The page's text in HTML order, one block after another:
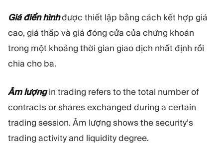
Giá điển hìnhđược thiết lập bằng cách kết hợp giá
cao, giá thấp và giá đóng cửa của chứng khoán
trong một khoảng thời gian giao dịch nhất định rồi
chia cho ba.
Âm lượng in trading refers to the total number of
contracts or shares exchanged during a certain
trading session. Âm lượng shows the security’s
trading activity and liquidity degree.